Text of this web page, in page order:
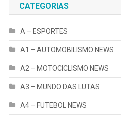
CATEGORIAS
A – ESPORTES
A1 – AUTOMOBILISMO NEWS
A2 – MOTOCICLISMO NEWS
A3 – MUNDO DAS LUTAS
A4 – FUTEBOL NEWS